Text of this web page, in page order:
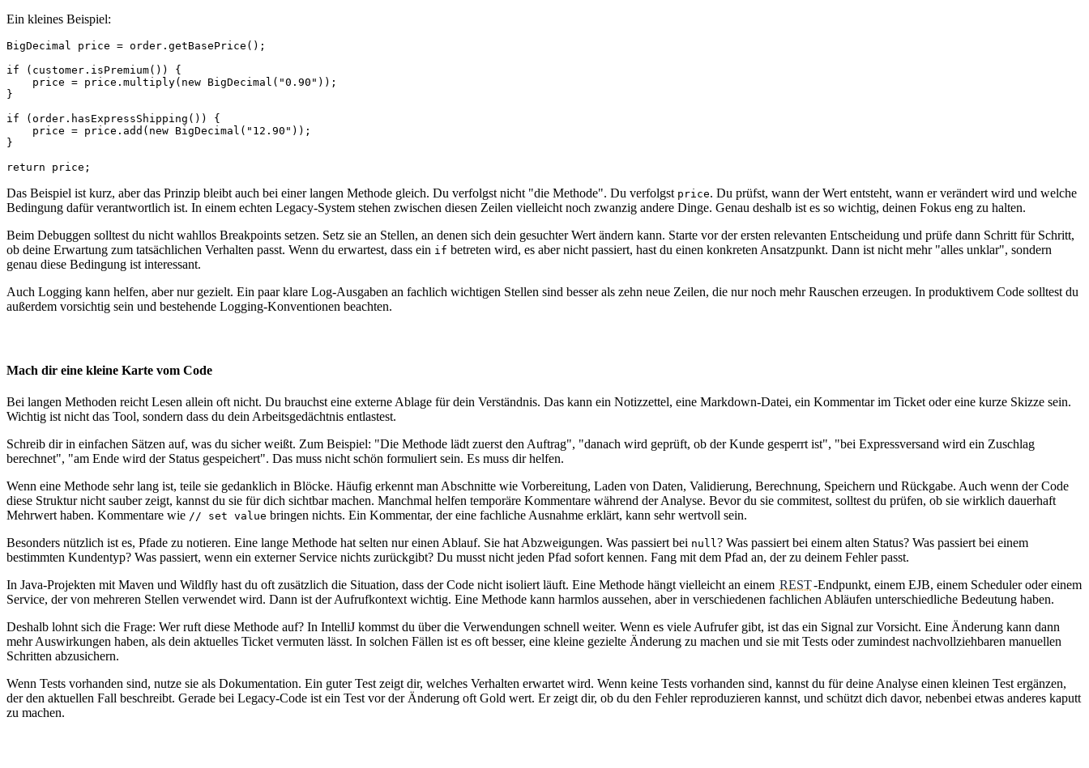
Ein kleines Beispiel:
BigDecimal price = order.getBasePrice();
if (customer.isPremium()) {
    price = price.multiply(new BigDecimal("0.90"));
}
if (order.hasExpressShipping()) {
    price = price.add(new BigDecimal("12.90"));
}
return price;
Das Beispiel ist kurz, aber das Prinzip bleibt auch bei einer langen Methode gleich. Du verfolgst nicht "die Methode". Du verfolgst price. Du prüfst, wann der Wert entsteht, wann er verändert wird und welche
Bedingung dafür verantwortlich ist. In einem echten Legacy-System stehen zwischen diesen Zeilen vielleicht noch zwanzig andere Dinge. Genau deshalb ist es so wichtig, deinen Fokus eng zu halten.
Beim Debuggen solltest du nicht wahllos Breakpoints setzen. Setz sie an Stellen, an denen sich dein gesuchter Wert ändern kann. Starte vor der ersten relevanten Entscheidung und prüfe dann Schritt für Schritt,
ob deine Erwartung zum tatsächlichen Verhalten passt. Wenn du erwartest, dass ein if betreten wird, es aber nicht passiert, hast du einen konkreten Ansatzpunkt. Dann ist nicht mehr "alles unklar", sondern
genau diese Bedingung ist interessant.
Auch Logging kann helfen, aber nur gezielt. Ein paar klare Log-Ausgaben an fachlich wichtigen Stellen sind besser als zehn neue Zeilen, die nur noch mehr Rauschen erzeugen. In produktivem Code solltest du
außerdem vorsichtig sein und bestehende Logging-Konventionen beachten.
Mach dir eine kleine Karte vom Code
Bei langen Methoden reicht Lesen allein oft nicht. Du brauchst eine externe Ablage für dein Verständnis. Das kann ein Notizzettel, eine Markdown-Datei, ein Kommentar im Ticket oder eine kurze Skizze sein.
Wichtig ist nicht das Tool, sondern dass du dein Arbeitsgedächtnis entlastest.
Schreib dir in einfachen Sätzen auf, was du sicher weißt. Zum Beispiel: "Die Methode lädt zuerst den Auftrag", "danach wird geprüft, ob der Kunde gesperrt ist", "bei Expressversand wird ein Zuschlag
berechnet", "am Ende wird der Status gespeichert". Das muss nicht schön formuliert sein. Es muss dir helfen.
Wenn eine Methode sehr lang ist, teile sie gedanklich in Blöcke. Häufig erkennt man Abschnitte wie Vorbereitung, Laden von Daten, Validierung, Berechnung, Speichern und Rückgabe. Auch wenn der Code
diese Struktur nicht sauber zeigt, kannst du sie für dich sichtbar machen. Manchmal helfen temporäre Kommentare während der Analyse. Bevor du sie commitest, solltest du prüfen, ob sie wirklich dauerhaft
Mehrwert haben. Kommentare wie // set value bringen nichts. Ein Kommentar, der eine fachliche Ausnahme erklärt, kann sehr wertvoll sein.
Besonders nützlich ist es, Pfade zu notieren. Eine lange Methode hat selten nur einen Ablauf. Sie hat Abzweigungen. Was passiert bei null ? Was passiert bei einem alten Status? Was passiert bei einem
bestimmten Kundentyp? Was passiert, wenn ein externer Service nichts zurückgibt? Du musst nicht jeden Pfad sofort kennen. Fang mit dem Pfad an, der zu deinem Fehler passt.
In Java-Projekten mit Maven und Wildfly hast du oft zusätzlich die Situation, dass der Code nicht isoliert läuft. Eine Methode hängt vielleicht an einem REST-Endpunkt, einem EJB, einem Scheduler oder einem
Service, der von mehreren Stellen verwendet wird. Dann ist der Aufrufkontext wichtig. Eine Methode kann harmlos aussehen, aber in verschiedenen fachlichen Abläufen unterschiedliche Bedeutung haben.
Deshalb lohnt sich die Frage: Wer ruft diese Methode auf? In IntelliJ kommst du über die Verwendungen schnell weiter. Wenn es viele Aufrufer gibt, ist das ein Signal zur Vorsicht. Eine Änderung kann dann
mehr Auswirkungen haben, als dein aktuelles Ticket vermuten lässt. In solchen Fällen ist es oft besser, eine kleine gezielte Änderung zu machen und sie mit Tests oder zumindest nachvollziehbaren manuellen
Schritten abzusichern.
Wenn Tests vorhanden sind, nutze sie als Dokumentation. Ein guter Test zeigt dir, welches Verhalten erwartet wird. Wenn keine Tests vorhanden sind, kannst du für deine Analyse einen kleinen Test ergänzen,
der den aktuellen Fall beschreibt. Gerade bei Legacy-Code ist ein Test vor der Änderung oft Gold wert. Er zeigt dir, ob du den Fehler reproduzieren kannst, und schützt dich davor, nebenbei etwas anderes kaputt
zu machen.